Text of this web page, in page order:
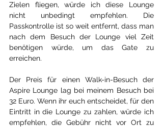
Zielen fliegen, würde ich diese Lounge
nicht unbedingt empfehlen. Die
Passkontrolle ist so weit entfernt, dass man
nach dem Besuch der Lounge viel Zeit
benötigen würde, um das Gate zu
erreichen.
Der Preis für einen Walk-in-Besuch der
Aspire Lounge lag bei meinem Besuch bei
32 Euro. Wenn ihr euch entscheidet, für den
Eintritt in die Lounge zu zahlen, würde ich
empfehlen, die Gebühr nicht vor Ort zu